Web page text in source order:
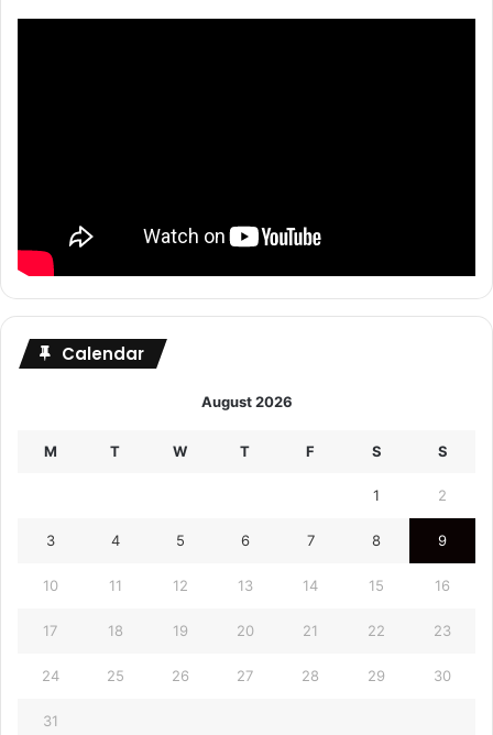
Calendar
August 2026
M T W T F S S
1 2
3 4 5 6 7 8 9
10 11 12 13 14 15 16
17 18 19 20 21 22 23
24 25 26 27 28 29 30
31